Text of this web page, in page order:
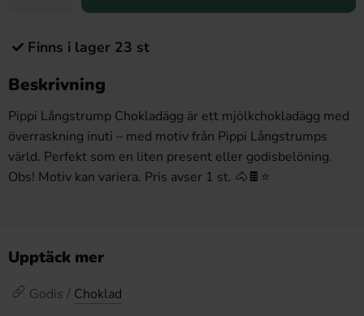
Finns i lager 23 st
Beskrivning
Pippi Långstrump Chokladägg är ett mjölkchokladägg med
överraskning inuti – med motiv från Pippi Långstrumps
värld. Perfekt som en liten present eller godisbelöning.
Obs! Motiv kan variera. Pris avser 1 st. 🐴🍫⭐
Upptäck mer
Godis / Choklad